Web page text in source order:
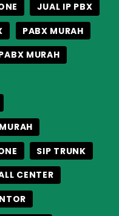
JUAL IP PBX
PABX MURAH
MURAH
SIP TRUNK
CENTER